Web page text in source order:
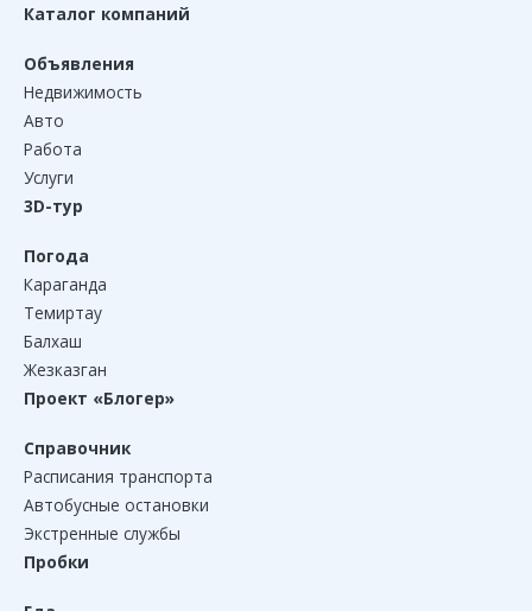
Каталог компаний
Объявления
Недвижимость
Авто
Работа
Услуги
3D-тур
Погода
Караганда
Темиртау
Балхаш
Жезказган
Проект «Блогер»
Справочник
Расписания транспорта
Автобусные остановки
Экстренные службы
Пробки